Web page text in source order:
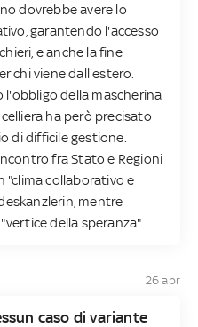
dovrebbe avere lo
garantendo l'accesso
e anche la fine
chi viene dall'estero.
della mascherina
ha però precisato
di difficile gestione.
fra Stato e Regioni
"clima collaborativo e
mentre
della speranza".
26 apr
caso di variante